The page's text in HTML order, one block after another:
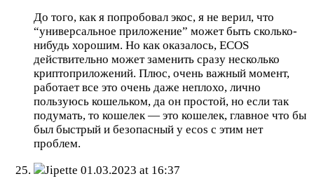
До того, как я попробовал экос, я не верил, что
“универсальное приложение” может быть сколько-
нибудь хорошим. Но как оказалось, ECOS
действительно может заменить сразу несколько
криптоприложений. Плюс, очень важный момент,
работает все это очень даже неплохо, лично
пользуюсь кошельком, да он простой, но если так
подумать, то кошелек — это кошелек, главное что бы
был быстрый и безопасный у ecos с этим нет
проблем.
Jipette 01.03.2023 at 16:37